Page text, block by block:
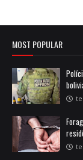
MOST POPULAR